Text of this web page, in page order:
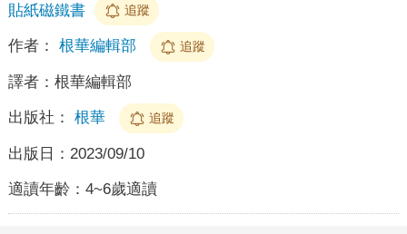
貼紙磁鐵書
追蹤
作者： 根華編輯部 追蹤
譯者： 根華編輯部
出版社： 根華 追蹤
出版日： 2023/09/10
適讀年齡： 4~6歲適讀